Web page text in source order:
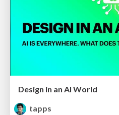
Design in an AI World
tapps